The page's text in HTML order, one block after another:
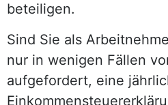
beteiligen.
Sind Sie als
nur in wenigen Fällen
aufgefordert, eine